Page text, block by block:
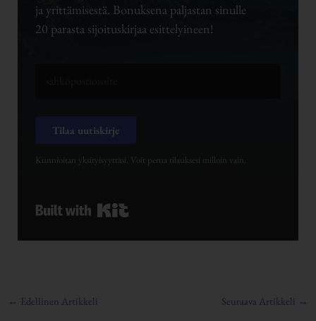
ja yrittämisestä. Bonuksena paljastan sinulle
20 parasta sijoituskirjaa esittelyineen!
Tilaa uutiskirje
Kunnioitan yksityisyyttäsi. Voit perua tilauksesi milloin vain.
← Edellinen Artikkeli Seuraava Artikkeli →